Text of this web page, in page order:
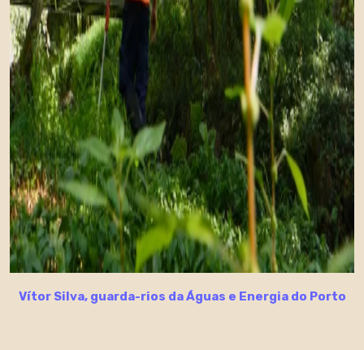
Vítor Silva, guarda-rios da Águas e Energia do Porto